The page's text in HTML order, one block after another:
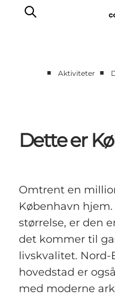
Planlegg turen
■ Aktiviteter ■
Dette er
Omtrent en
København
størrelse, er den
det kommer til
livskvalitet. Nord-
hovedstad er
med moderne